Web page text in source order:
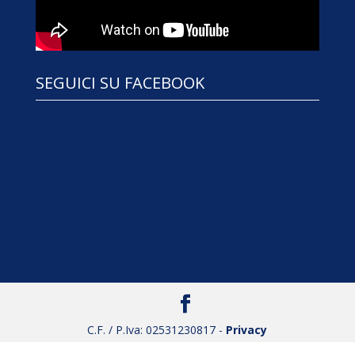
SEGUICI SU FACEBOOK
C.F. / P.Iva: 02531230817 - Privacy